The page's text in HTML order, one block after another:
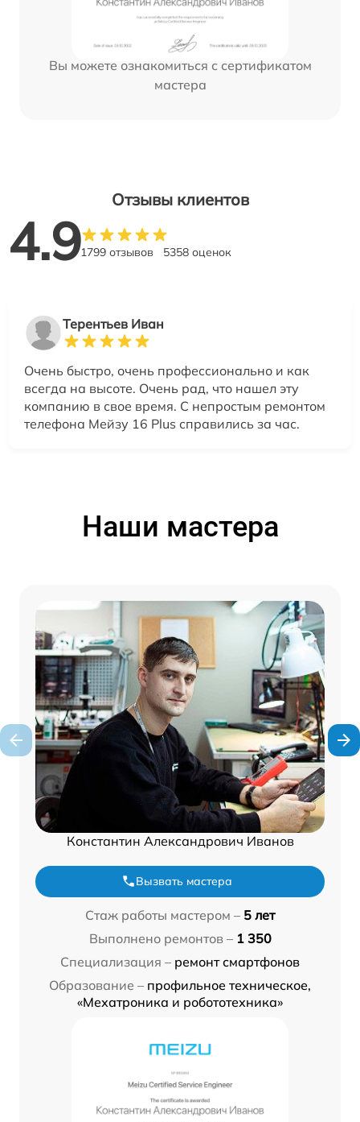
Вы можете ознакомиться с сертификатом
мастера
Отзывы клиентов
4.91799 отзывов 5358 оценок
Терентьев Иван
Очень быстро, очень профессионально и как
всегда на высоте. Очень рад, что нашел эту
компанию в свое время. С непростым ремонтом
телефона Мейзу 16 Plus справились за час.
Наши мастера
Константин Александрович Иванов
Вызвать мастера
Стаж работы мастером – 5 лет
Выполнено ремонтов – 1 350
Специализация – ремонт смартфонов
Образование – профильное техническое,
«Мехатроника и робототехника»